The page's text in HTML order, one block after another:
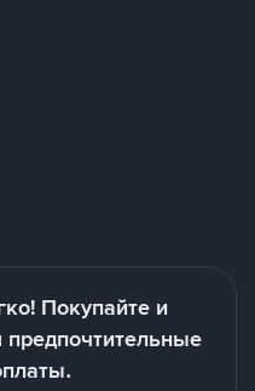
Покупайте и
предпочтительные